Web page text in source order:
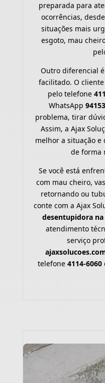
preparada para
ocorrências,
situações mais
esgoto, mau
Outro diferencial
facilitado. O
pelo telefone
WhatsApp
problema, tirar
Assim, a Ajax
melhor a situação
de forma
Se você está
com mau cheiro,
retornando ou
conte com a Ajax
desentupidora
atendimento
serviço
telefone 4114-6060